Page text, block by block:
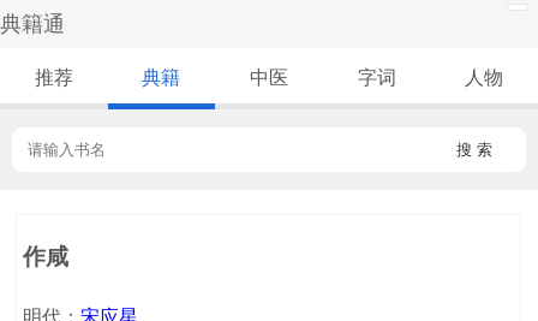
典籍通
推荐 典籍 中医 字词 人物
搜 索
作咸